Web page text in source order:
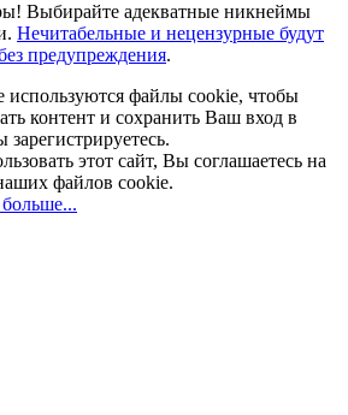
Выбирайте адекватные никнеймы
Нечитабельные и нецензурные будут
предупреждения.
используются файлы cookie, чтобы
контент и сохранить Ваш вход в
этот сайт, Вы соглашаетесь на
файлов cookie.